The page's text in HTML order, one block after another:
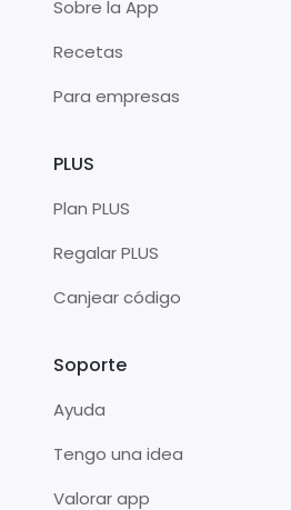
Sobre la App
Recetas
Para empresas
PLUS
Plan PLUS
Regalar PLUS
Canjear código
Soporte
Ayuda
Tengo una idea
Valorar app